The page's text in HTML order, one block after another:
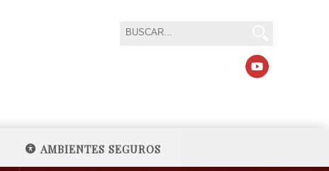
AMBIENTES SEGUROS